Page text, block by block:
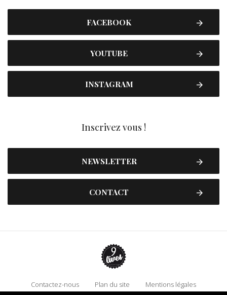
FACEBOOK
YOUTUBE
INSTAGRAM
Inscrivez vous !
NEWSLETTER
CONTACT
Contactez-nous Plan du site Mentions légales